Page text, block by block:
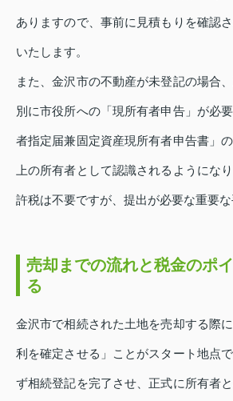
ありますので、事前に見積もりを確認
いたします。
また、金沢市の不動産が未登記の場合
別に市役所への「現所有者申告」が必
者指定届兼固定資産現所有者申告書」
上の所有者として認識されるようにな
許税は不要ですが、提出が必要な重要な
売却までの流れと税金のポ
る
金沢市で相続された土地を売却する際
利を確定させる」ことがスタート地点
ず相続登記を完了させ、正式に所有者